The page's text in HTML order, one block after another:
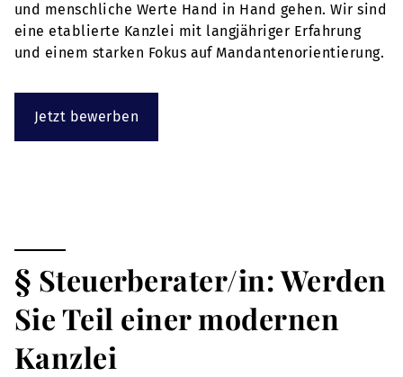
und menschliche Werte Hand in Hand gehen. Wir sind
eine etablierte Kanzlei mit langjähriger Erfahrung
und einem starken Fokus auf Mandantenorientierung.
Jetzt bewerben
§ Steuerberater/in: Werden
Sie Teil einer modernen
Kanzlei